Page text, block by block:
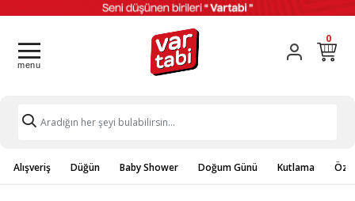
0
Alışveriş Düğün Baby Shower Doğum Günü Kutlama